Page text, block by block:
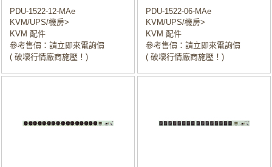
PDU-1522-12-MAe
KVM/UPS/機房>
KVM 配件
參考售價：請立即來電詢價
( 破壞行情廠商施壓！)
PDU-1522-06-MAe
KVM/UPS/機房>
KVM 配件
參考售價：請立即來電詢價
( 破壞行情廠商施壓！)